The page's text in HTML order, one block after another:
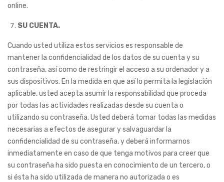
online.
SU CUENTA.
Cuando usted utiliza estos servicios es responsable de
mantener la confidencialidad de los datos de su cuenta y su
contraseña, así como de restringir el acceso a su ordenador y a
sus dispositivos. En la medida en que así lo permita la legislación
aplicable, usted acepta asumir la responsabilidad que proceda
por todas las actividades realizadas desde su cuenta o
utilizando su contraseña. Usted deberá tomar todas las medidas
necesarias a efectos de asegurar y salvaguardar la
confidencialidad de su contraseña, y deberá informarnos
inmediatamente en caso de que tenga motivos para creer que
su contraseña ha sido puesta en conocimiento de un tercero, o
si ésta ha sido utilizada de manera no autorizada o es